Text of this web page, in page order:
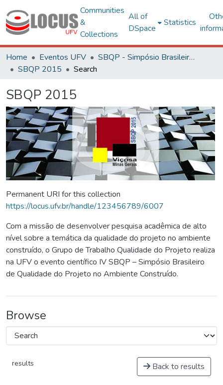
Communities
&
Collections
All of
DSpace
Statistics
Home Eventos UFV
SBQP - Simpósio Brasileiro de Qualidade do Projeto no Ambiente Construído
SBQP 2015
Search
SBQP 2015
Permanent URI for this collection
https://locus.ufv.br/handle/123456789/6007
Com a missão de desenvolver pesquisa acadêmica de alto
nível sobre a temática da qualidade do projeto no ambiente
construído, o Grupo de Trabalho Qualidade do Projeto realiza
na UFV o evento científico IV SBQP – Simpósio Brasileiro
de Qualidade do Projeto no Ambiente Construído.
Browse
results Back to results